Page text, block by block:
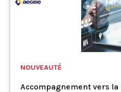
NOUVEAUTÉ
Accompagnement vers